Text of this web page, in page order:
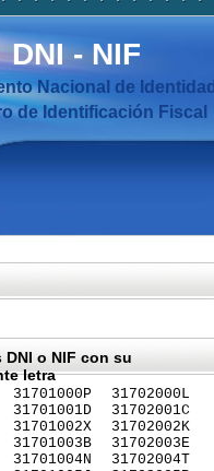
DNI-NIF
Nacional de Identidad
de Identificación Fiscal
o NIF con su
letra
31701000P
31701001D
31701002X
31701003B
31701004N
31702000L
31702001C
31702002K
31702003E
31702004T